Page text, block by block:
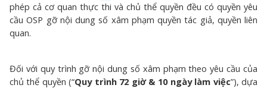
phép cả cơ quan thực thi và chủ thể quyền đều có quyền yêu
cầu OSP gỡ nội dung số xâm phạm quyền tác giả, quyền liên
quan.
Đối với quy trình gỡ nội dung số xâm phạm theo yêu cầu của
chủ thể quyền (“Quy trình 72 giờ & 10 ngày làm việc”), dựa